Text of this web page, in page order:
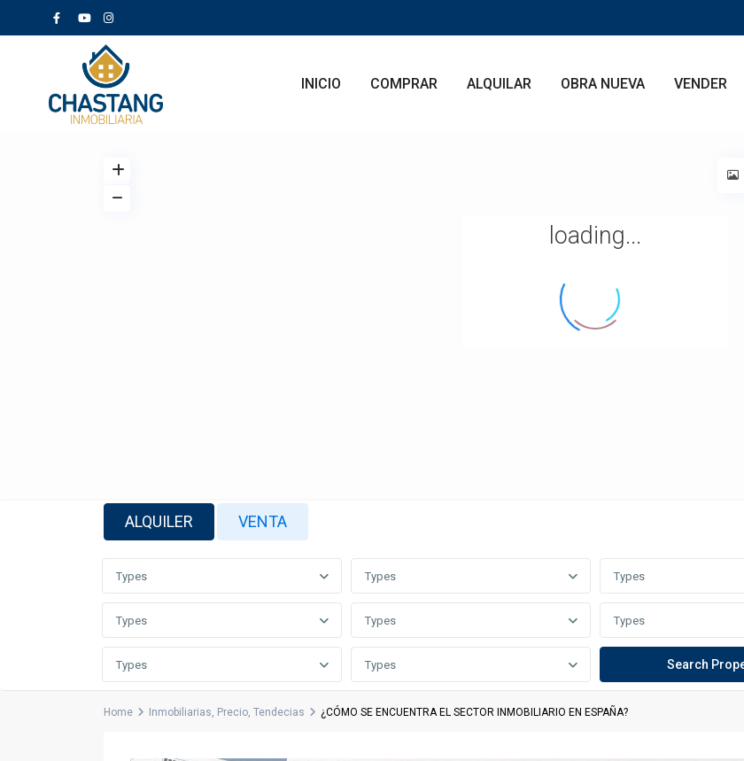
INICIO COMPRAR ALQUILAR OBRA NUEVA VENDER
loading...
ALQUILER VENTA
Types Types Types
Types Types Types
Types Types
Home Inmobiliarias, Precio, Tendecias ¿CÓMO SE ENCUENTRA EL SECTOR INMOBILIARIO EN ESPAÑA?